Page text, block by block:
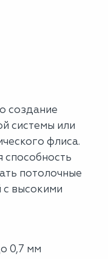
создание
системы или
флиса.
потолочные
с высокими
0,7 мм